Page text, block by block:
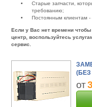
Старые запчасти,
требованию;
Постоянным клиентам -
Если у Вас нет времени
центр, воспользуйтесь
сервис.
от